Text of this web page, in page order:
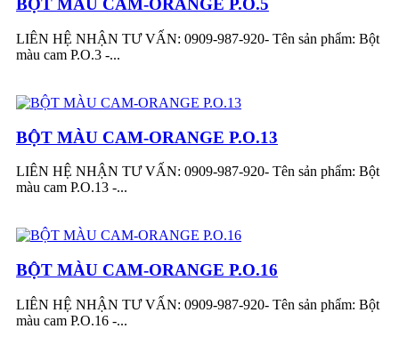
BỘT MÀU CAM-ORANGE P.O.5
LIÊN HỆ NHẬN TƯ VẤN: 0909-987-920- Tên sản phẩm: Bột
màu cam P.O.3 -...
BỘT MÀU CAM-ORANGE P.O.13
LIÊN HỆ NHẬN TƯ VẤN: 0909-987-920- Tên sản phẩm: Bột
màu cam P.O.13 -...
BỘT MÀU CAM-ORANGE P.O.16
LIÊN HỆ NHẬN TƯ VẤN: 0909-987-920- Tên sản phẩm: Bột
màu cam P.O.16 -...